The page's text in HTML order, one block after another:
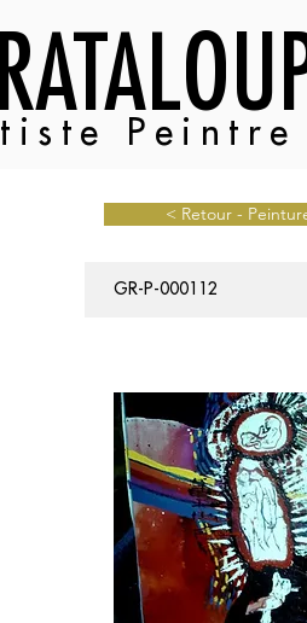
Peintre
< Retour -
GR-P-000112